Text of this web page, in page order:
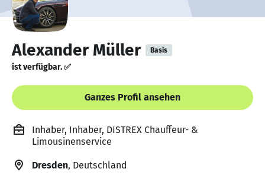
Alexander Müller Basis
ist verfügbar. ✅
Ganzes Profil ansehen
Inhaber, Inhaber, DISTREX Chauffeur- &
Limousinenservice
Dresden, Deutschland